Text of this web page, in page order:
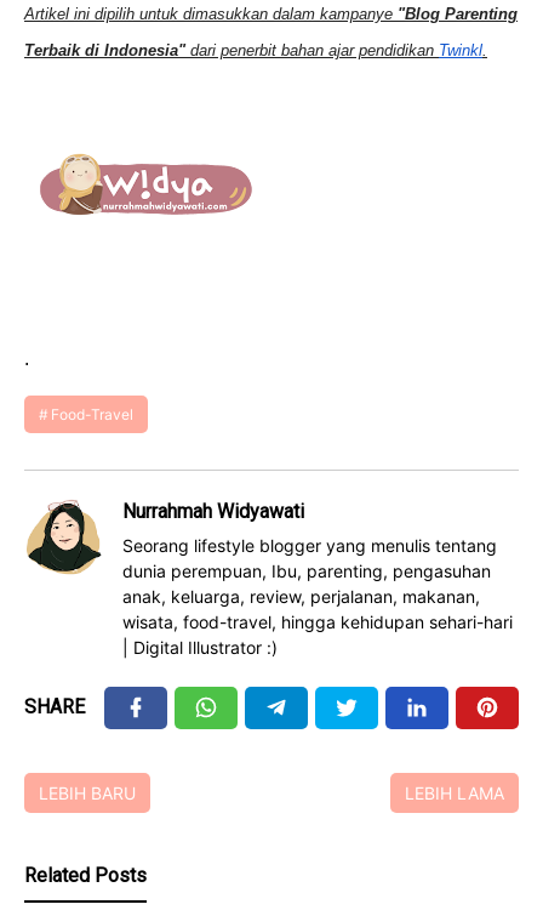
Artikel ini dipilih untuk dimasukkan dalam kampanye "Blog Parenting
Terbaik di Indonesia" dari penerbit bahan ajar pendidikan Twinkl.
.
Food-Travel
Nurrahmah Widyawati
Seorang lifestyle blogger yang menulis tentang
dunia perempuan, Ibu, parenting, pengasuhan
anak, keluarga, review, perjalanan, makanan,
wisata, food-travel, hingga kehidupan sehari-hari
| Digital Illustrator :)
SHARE
LEBIH BARU LEBIH LAMA
Related Posts